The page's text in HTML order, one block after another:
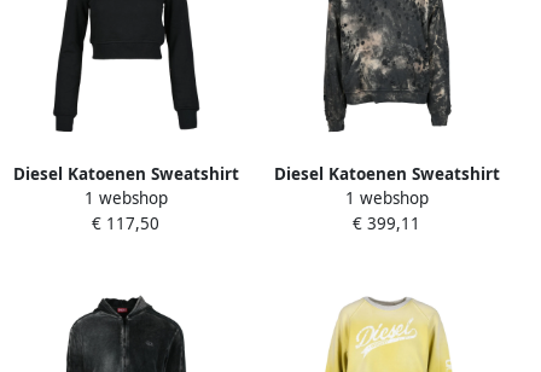
Diesel Katoenen Sweatshirt
Gray Dames
1 webshop
€ 117,50
Diesel Katoenen Sweatshirt
Multicolor
1 webshop
€ 399,11